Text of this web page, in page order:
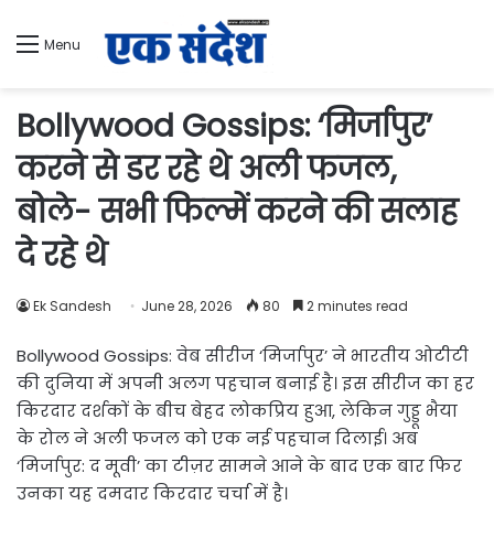
Menu
Bollywood Gossips: ‘मिर्जापुर’
करने से डर रहे थे अली फजल,
बोले- सभी फिल्में करने की सलाह
दे रहे थे
Ek Sandesh June 28, 2026 80 2 minutes read
Bollywood Gossips: वेब सीरीज ‘मिर्जापुर’ ने भारतीय ओटीटी
की दुनिया में अपनी अलग पहचान बनाई है। इस सीरीज का हर
किरदार दर्शकों के बीच बेहद लोकप्रिय हुआ, लेकिन गुड्डू भैया
के रोल ने अली फजल को एक नई पहचान दिलाई। अब
‘मिर्जापुर: द मूवी’ का टीज़र सामने आने के बाद एक बार फिर
उनका यह दमदार किरदार चर्चा में है।